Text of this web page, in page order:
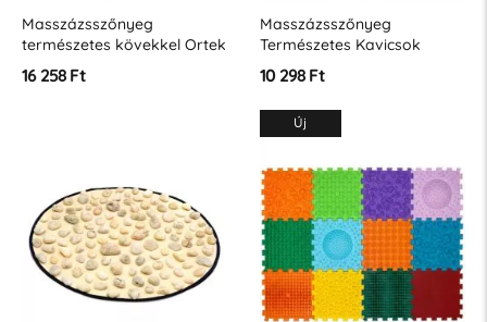
Masszázsszőnyeg
természetes kövekkel Ortek
SOFT 74x44cm
16 258 Ft
Masszázsszőnyeg
Természetes Kavicsok
60x40cm
10 298 Ft
Új